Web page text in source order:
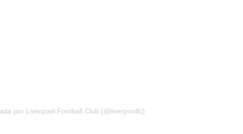
por Liverpool Football Club (@liverpoolfc)